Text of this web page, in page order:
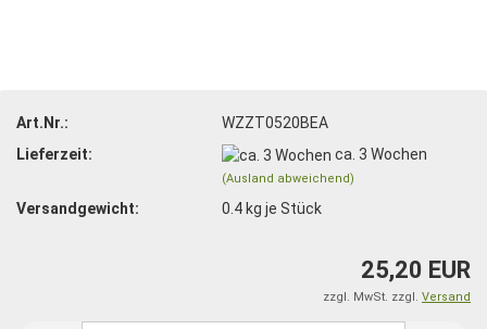
Art.Nr.:
WZZT0520BEA
Lieferzeit:
ca. 3 Wochen
(Ausland abweichend)
Versandgewicht: 0.4 kg je Stück
25,20 EUR
zzgl. MwSt. zzgl. Versand